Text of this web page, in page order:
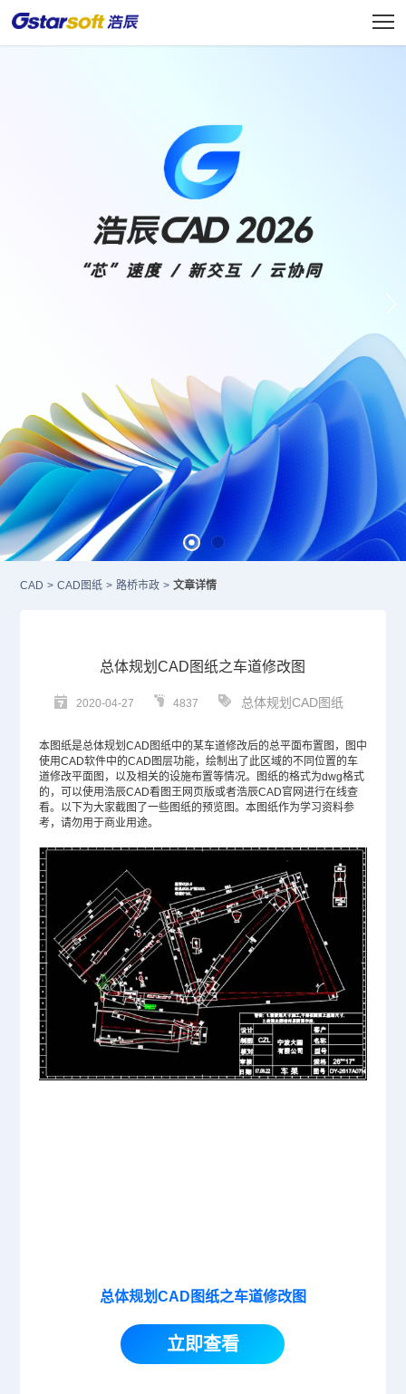
CAD > CAD图纸 > 路桥市政 > 文章详情
总体规划CAD图纸之车道修改图
2020-04-27 4837 总体规划CAD图纸
本图纸是总体规划 CAD图纸中的某车道修改后的总平面布置图，图中
使用CAD软件中的CAD图层功能，绘制出了此区域的不同位置的车
道修改平面图，以及相关的设施布置等情况。图纸的格式为dwg格式
的，可以使用浩辰CAD看图王网页版或者浩辰CAD官网进行在线查
看。以下为大家截图了一些图纸的预览图。本图纸作为学习资料参
考，请勿用于商业用途。
总体规划CAD图纸之车道修改图
立即查看